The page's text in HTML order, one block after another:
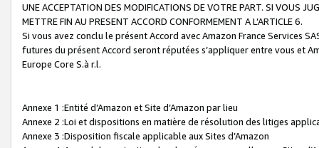
UNE ACCEPTATION DES MODIFICATIONS DE VOTRE PART. SI VOUS
METTRE FIN AU PRESENT ACCORD CONFORMEMENT A L’ARTICLE 6.
Si vous avez conclu le présent Accord avec Amazon France Services
futures du présent Accord seront réputées s’appliquer entre vous et
Europe Core S.à r.l.
Annexe 1 :Entité d’Amazon et Site d’Amazon par lieu
Annexe 2 :Loi et dispositions en matière de résolution des litiges
Annexe 3 :Disposition fiscale applicable aux Sites d’Amazon